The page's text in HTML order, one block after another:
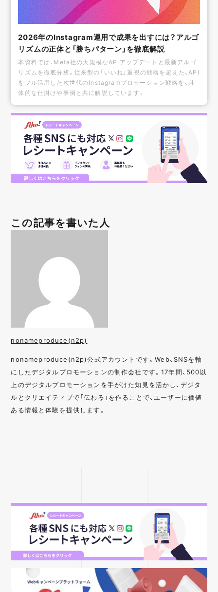
2026年のInstagram運用で成果を出すには？アルゴ
リズムの正体と「勝ちパターン」を徹底解説
本資料では、Meta社の大規模なAPIアップデートと最新アルゴ
リズムを徹底分析。従来型の「いいね」重視の戦略を超えた、API
をフル活用した次世代のInstagramプロモーション戦略を、具
体的な仕掛けや事例と共に解説しています。
この記事を書いた人
nonameproduce(n2p)
nonameproduce(n2p)公式アカウントです。Web、SNSを軸
にしたデジタルプロモーションの制作会社です。17年間、500以
上のデジタルプロモーションを手がけた知見を活かし、デジタ
ルとクリエイティブで「伝わる」を作ることで、ユーザーに価値
ある情報と体験を提供します。